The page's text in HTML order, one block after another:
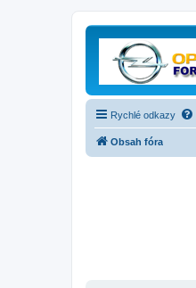
Rychlé odkazy
Obsah fóra